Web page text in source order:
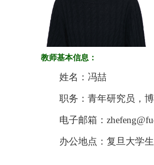
教师基本信息：
姓名：冯喆
职务：青年研究员，
电子邮箱：
办公地点：复旦大学